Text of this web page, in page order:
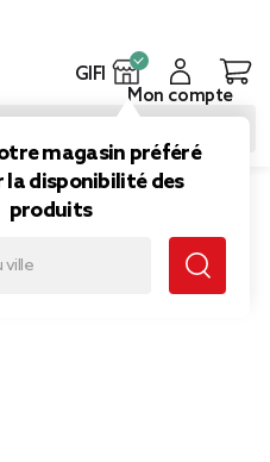
GIFI
magasin préféré
la disponibilité des
produits
Mon compte